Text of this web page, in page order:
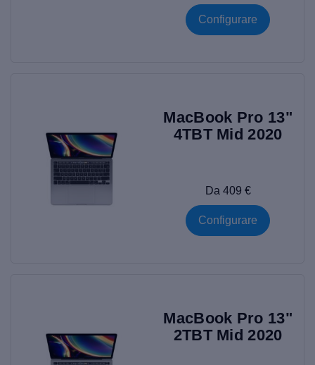
Configurare
MacBook Pro 13"
4TBT Mid 2020
Da 409 €
Configurare
MacBook Pro 13"
2TBT Mid 2020